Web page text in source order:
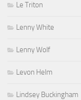
Le Triton
Lenny White
Lenny Wolf
Levon Helm
Lindsey Buckingham